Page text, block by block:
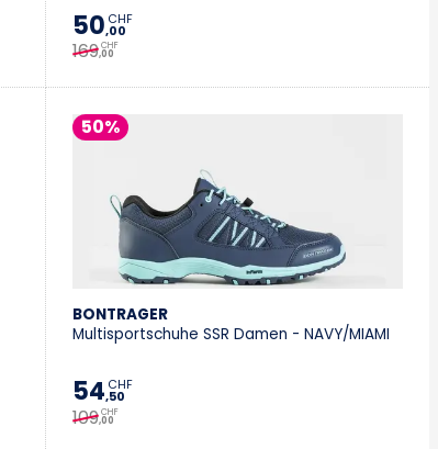
50,00
CHF
169,00
CHF
50%
BONTRAGER
Multisportschuhe SSR Damen - NAVY/MIAMI
54,50
CHF
109,00
CHF